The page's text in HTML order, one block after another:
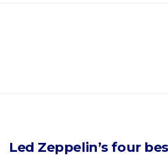
Led Zeppelin’s four